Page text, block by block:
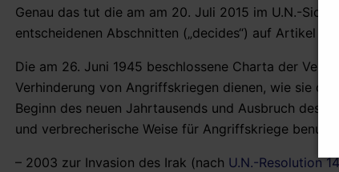
Genau das tut die am am 20. Juli 2015 im U.N.-
entscheidenen Abschnitten („decides“) auf Artikel 41
Die am 26. Juni 1945 beschlossene Charta der
Verhinderung von Angriffskriegen dienen, wie sie
Beginn des neuen Jahrtausends und Ausbruch des
und verbrecherische Weise für Angriffskriege benutzt,
– 2003 zur Invasion des Irak (nach U.N.-Resolution